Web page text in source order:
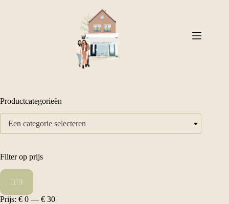
Productcategorieën
Een categorie selecteren
Filter op prijs
Min.
prijs
Max.
prijsFilter
Prijs: € 0 — € 30